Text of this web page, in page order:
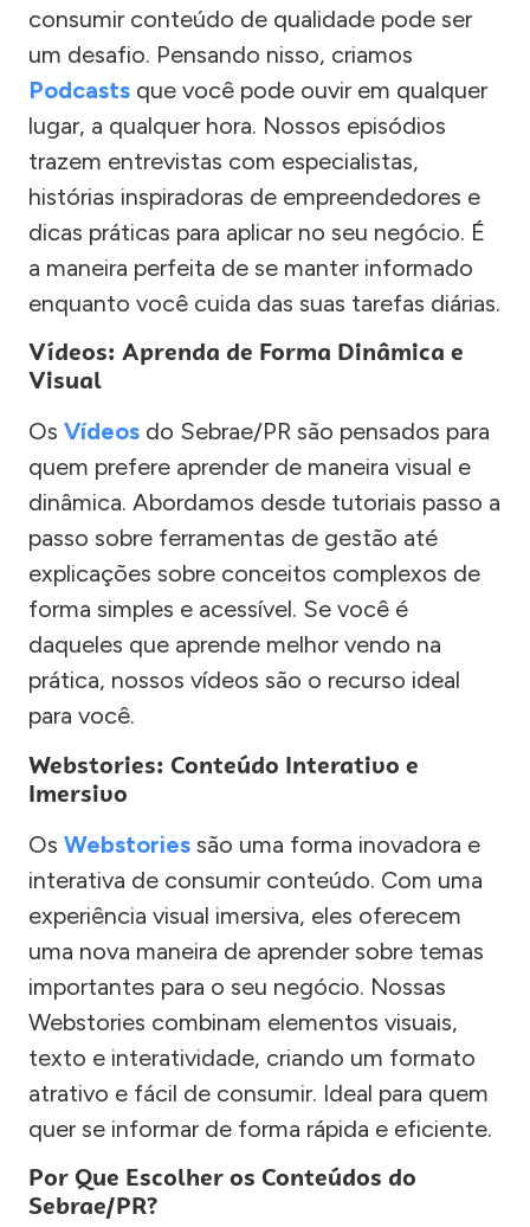
consumir conteúdo de qualidade pode ser
um desafio. Pensando nisso, criamos
Podcasts que você pode ouvir em qualquer
lugar, a qualquer hora. Nossos episódios
trazem entrevistas com especialistas,
histórias inspiradoras de empreendedores e
dicas práticas para aplicar no seu negócio. É
a maneira perfeita de se manter informado
enquanto você cuida das suas tarefas diárias.
Vídeos: Aprenda de Forma Dinâmica e
Visual
Os Vídeos do Sebrae/PR são pensados para
quem prefere aprender de maneira visual e
dinâmica. Abordamos desde tutoriais passo a
passo sobre ferramentas de gestão até
explicações sobre conceitos complexos de
forma simples e acessível. Se você é
daqueles que aprende melhor vendo na
prática, nossos vídeos são o recurso ideal
para você.
Webstories: Conteúdo Interativo e
Imersivo
Os Webstories são uma forma inovadora e
interativa de consumir conteúdo. Com uma
experiência visual imersiva, eles oferecem
uma nova maneira de aprender sobre temas
importantes para o seu negócio. Nossas
Webstories combinam elementos visuais,
texto e interatividade, criando um formato
atrativo e fácil de consumir. Ideal para quem
quer se informar de forma rápida e eficiente.
Por Que Escolher os Conteúdos do
Sebrae/PR?